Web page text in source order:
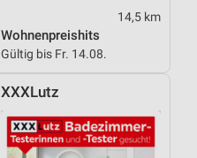
14,5 km
Wohnenpreishits
Gültig bis Fr. 14.08.
XXXLutz